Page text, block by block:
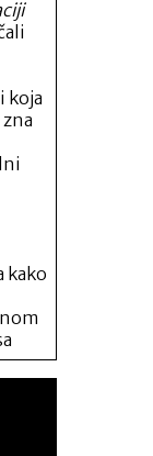
koja
kako